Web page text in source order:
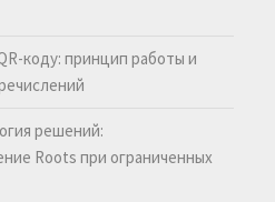
коду: принцип работы и
решений:
Roots при ограниченных